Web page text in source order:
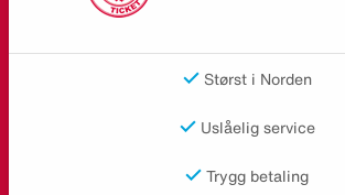
Størst i Norden
Uslåelig service
Trygg betaling